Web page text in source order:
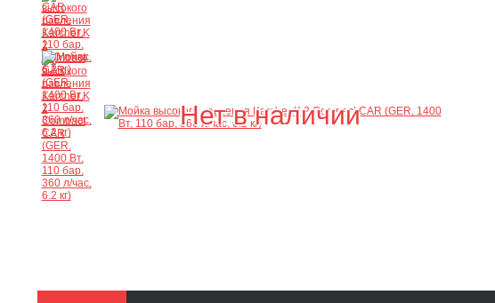
Нет в наличии